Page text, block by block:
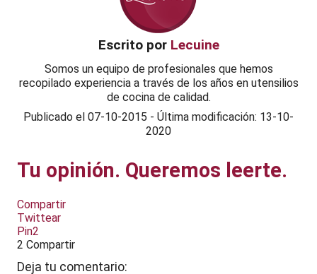
Escrito por Lecuine
Somos un equipo de profesionales que hemos
recopilado experiencia a través de los años en utensilios
de cocina de calidad.
Publicado el 07-10-2015 - Última modificación: 13-10-
2020
Tu opinión. Queremos leerte.
Compartir
Twittear
Pin2
2 Compartir
Deja tu comentario: